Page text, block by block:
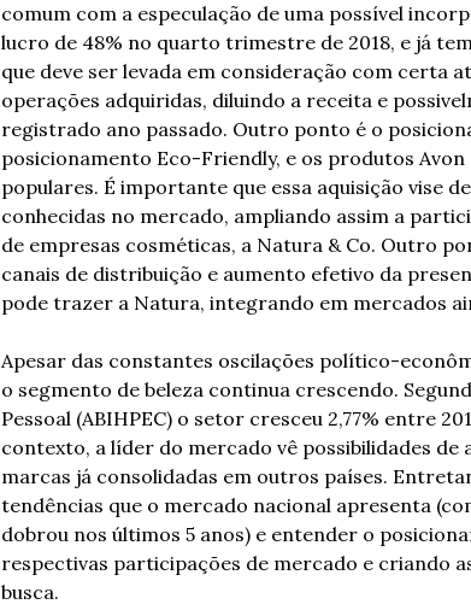
comum com a especulação de uma possível
lucro de 48% no quarto trimestre de 2018, e já
que deve ser levada em consideração com certa
operações adquiridas, diluindo a receita e
registrado ano passado. Outro ponto é o
posicionamento Eco-Friendly, e os produtos
populares. É importante que essa aquisição vise
conhecidas no mercado, ampliando assim a
de empresas cosméticas, a Natura & Co. Outro
canais de distribuição e aumento efetivo da
pode trazer a Natura, integrando em mercados
Apesar das constantes oscilações político-
o segmento de beleza continua crescendo.
Pessoal (ABIHPEC) o setor cresceu 2,77% entre
contexto, a líder do mercado vê possibilidades
marcas já consolidadas em outros países.
tendências que o mercado nacional apresenta
dobrou nos últimos 5 anos) e entender o
respectivas participações de mercado e criando
busca.